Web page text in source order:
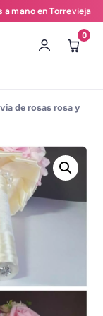
a mano en Torrevieja
0
de rosas rosa y